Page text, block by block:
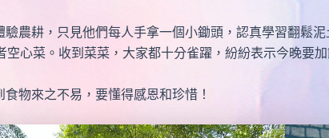
耕，只見他們每人手拿一個小鋤頭，認真學習翻鬆
心菜。收到菜菜，大家都十分雀躍，紛紛表示今晚要
物來之不易，要懂得感恩和珍惜！